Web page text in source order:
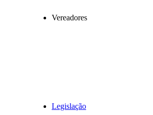
Vereadores
Legislação